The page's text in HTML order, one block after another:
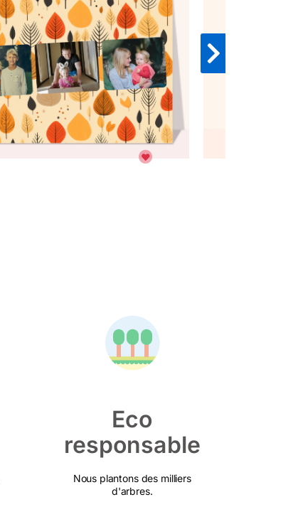
Eco
responsable
Nous plantons des milliers
d'arbres.